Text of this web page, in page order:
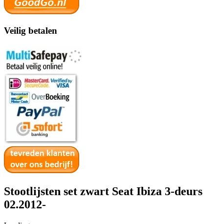
Veilig betalen
Stootlijsten set zwart Seat Ibiza 3-deurs
02.2012-